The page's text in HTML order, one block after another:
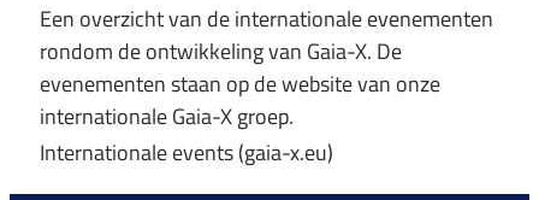
Een overzicht van de internationale evenementen
rondom de ontwikkeling van Gaia-X. De
evenementen staan op de website van onze
internationale Gaia-X groep.
Internationale events (gaia-x.eu)